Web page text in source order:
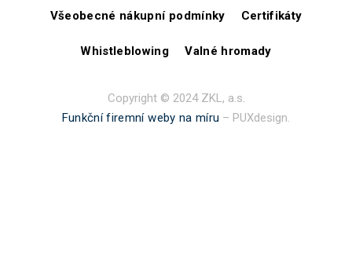
Všeobecné nákupní podmínky Certifikáty
Whistleblowing Valné hromady
Copyright © 2024 ZKL, a.s.
Funkční firemní weby na míru – PUXdesign.